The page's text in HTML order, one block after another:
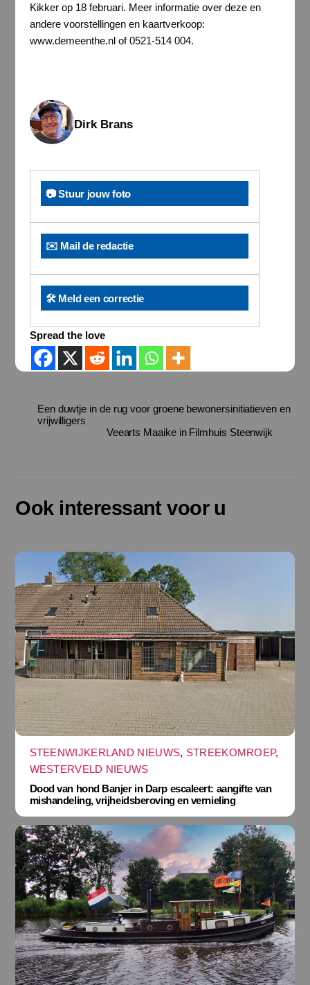
Kikker op 18 februari. Meer informatie over deze en
andere voorstellingen en kaartverkoop:
www.demeenthe.nl of 0521-514 004.
Dirk Brans
📷 Stuur jouw foto
✉️ Mail de redactie
🛠️ Meld een correctie
Spread the love
Een duwtje in de rug voor groene bewonersinitiatieven en
vrijwilligers
Veearts Maaike in Filmhuis Steenwijk
Ook interessant voor u
STEENWIJKERLAND NIEUWS, STREEKOMROEP,
WESTERVELD NIEUWS
Dood van hond Banjer in Darp escaleert: aangifte van
mishandeling, vrijheidsberoving en vernieling